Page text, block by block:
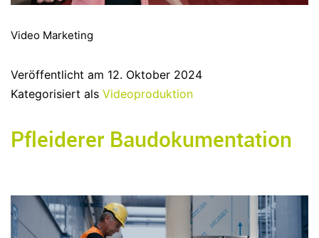
Video Marketing
Veröffentlicht am 12. Oktober 2024
Kategorisiert als Videoproduktion
Pfleiderer Baudokumentation